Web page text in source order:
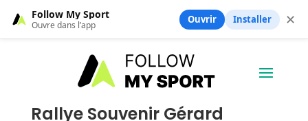
Rallye Souvenir Gérard
Follow My Sport
Ouvre dans l’app Ouvrir Installer ✕